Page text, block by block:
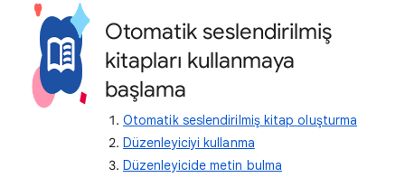
Otomatik seslendirilmiş
kitapları kullanmaya
başlama
Otomatik seslendirilmiş kitap oluşturma
Düzenleyiciyi kullanma
Düzenleyicide metin bulma